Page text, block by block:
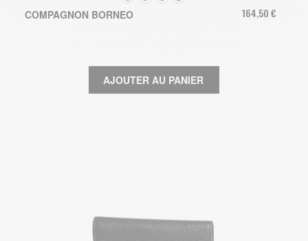
COMPAGNON BORNEO 164,50 €
AJOUTER AU PANIER